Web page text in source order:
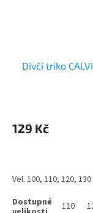
Dívčí triko
129 Kč
Vel. 100, 110, 120,
110